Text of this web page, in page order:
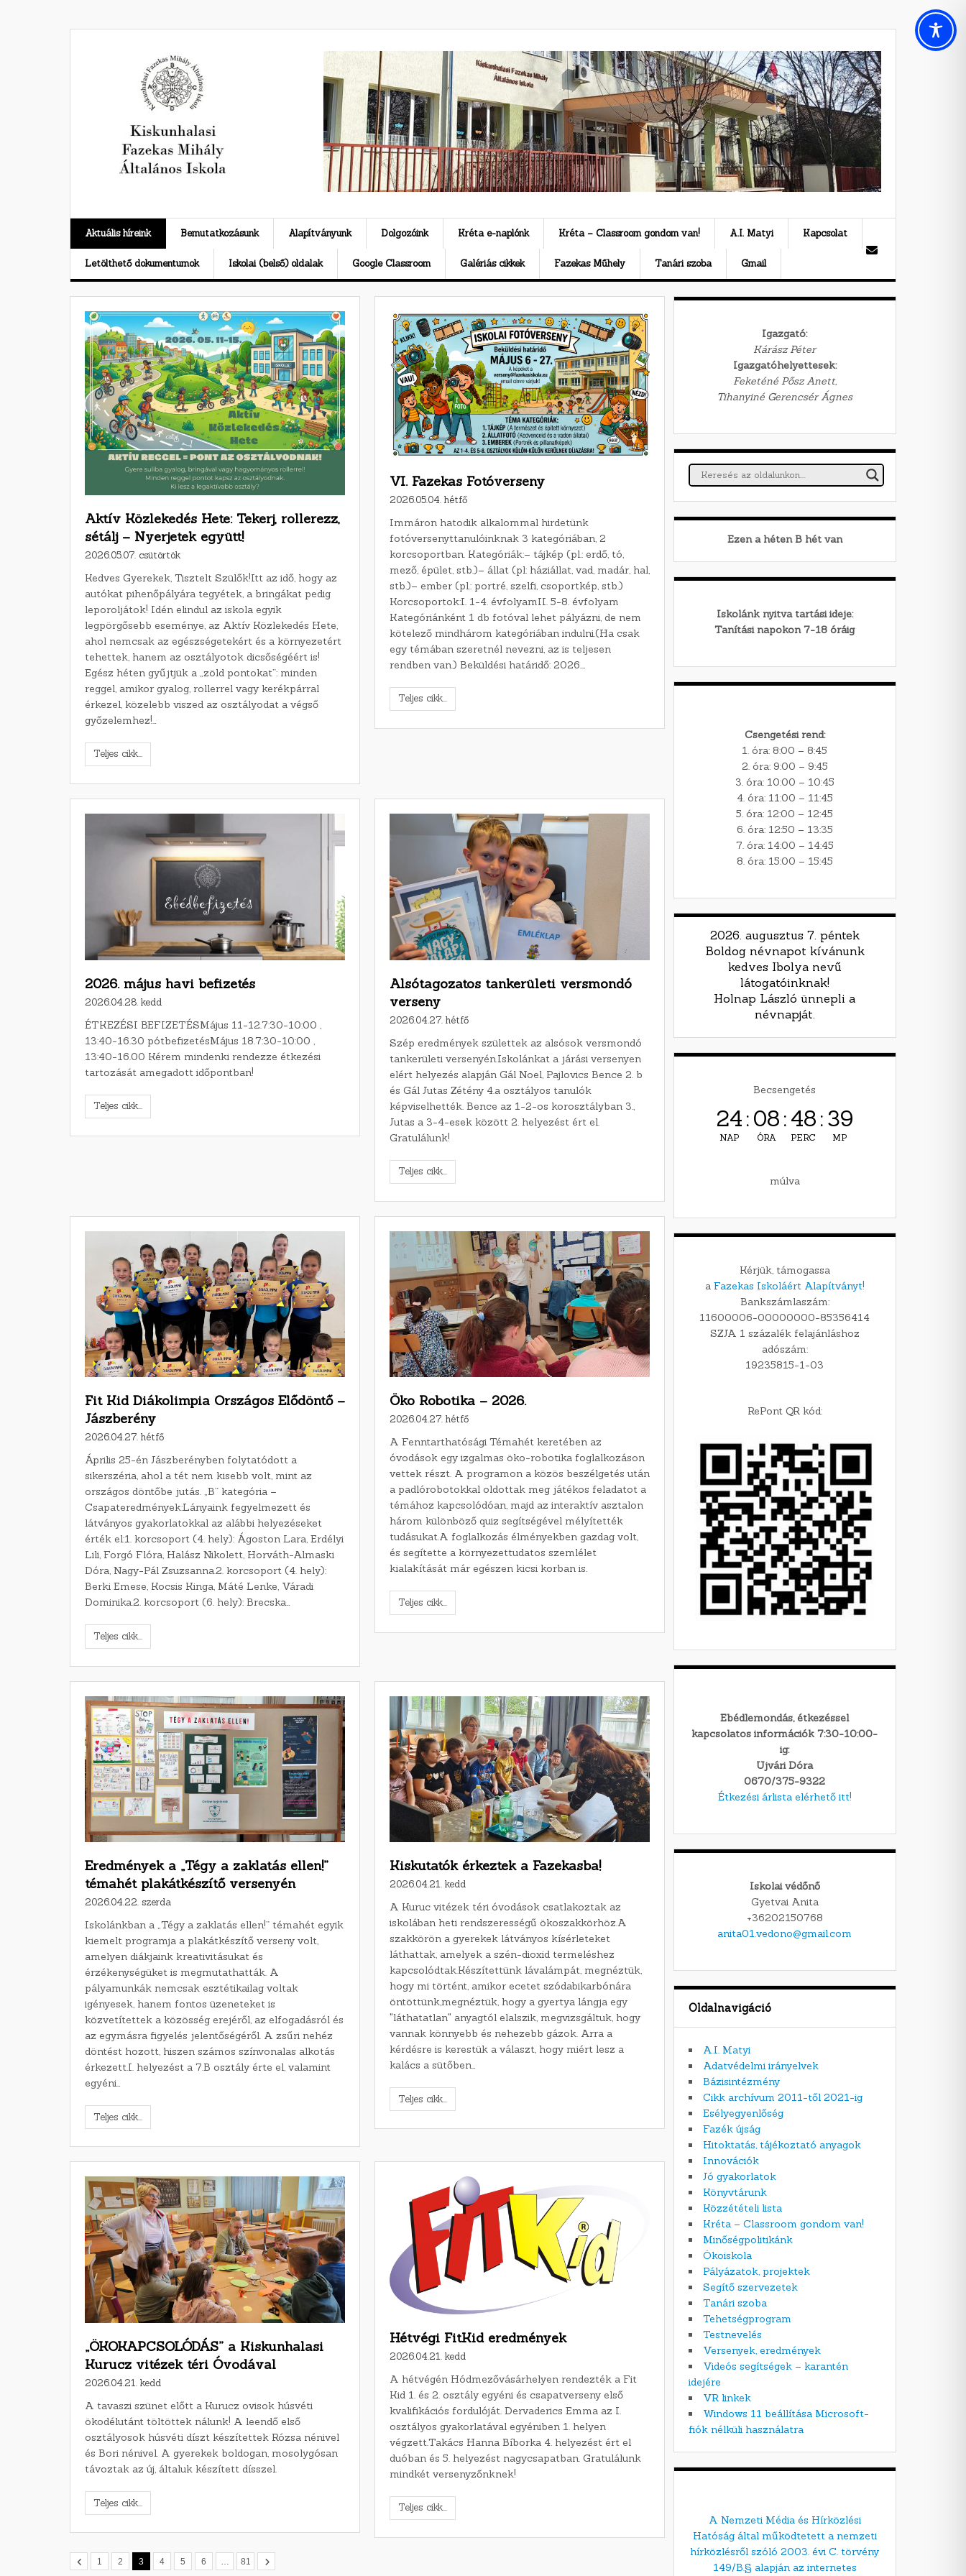
Aktuális híreink Bemutatkozásunk Alapítványunk Dolgozóink Kréta e-naplónk Kréta – Classroom gondom van! A.I. Matyi Kapcsolat
Letölthető dokumentumok Iskolai (belső) oldalak Google Classroom Galériás cikkek Fazekas Műhely Tanári szoba Gmail
Aktív Közlekedés Hete: Tekerj, rollerezz,
sétálj – Nyerjetek együtt!
2026.05.07. csütörtök
Kedves Gyerekek, Tisztelt Szülők!Itt az idő, hogy az
autókat pihenőpályára tegyétek, a bringákat pedig
leporoljátok! Idén elindul az iskola egyik
legpörgősebb eseménye, az Aktív Közlekedés Hete,
ahol nemcsak az egészségetekért és a környezetért
tehettek, hanem az osztályotok dicsőségéért is!
Egész héten gyűjtjük a „zöld pontokat”: minden
reggel, amikor gyalog, rollerrel vagy kerékpárral
érkezel, közelebb viszed az osztályodat a végső
győzelemhez!…
Teljes cikk...
VI. Fazekas Fotóverseny
2026.05.04. hétfő
Immáron hatodik alkalommal hirdetünk
fotóversenyttanulóinknak 3 kategóriában, 2
korcsoportban. Kategóriák:– tájkép (pl.: erdő, tó,
mező, épület, stb.)– állat (pl: háziállat, vad, madár, hal,
stb.)– ember (pl.: portré, szelfi, csoportkép, stb.)
Korcsoportok:I. 1-4. évfolyamII. 5-8. évfolyam
Kategóriánként 1 db fotóval lehet pályázni, de nem
kötelező mindhárom kategóriában indulni.(Ha csak
egy témában szeretnél nevezni, az is teljesen
rendben van.) Beküldési határidő: 2026.…
Teljes cikk...
2026. május havi befizetés
2026.04.28. kedd
ÉTKEZÉSI BEFIZETÉSMájus 11-12.7:30-10:00 ,
13:40-16.30 pótbefizetésMájus 18.7:30-10:00 ,
13:40-16.00 Kérem mindenki rendezze étkezési
tartozását amegadott időpontban!
Teljes cikk...
Alsótagozatos tankerületi versmondó
verseny
2026.04.27. hétfő
Szép eredmények születtek az alsósok versmondó
tankerületi versenyén.Iskolánkat a járási versenyen
elért helyezés alapján Gál Noel, Pajlovics Bence 2. b
és Gál Jutas Zétény 4.a osztályos tanulók
képviselhették. Bence az 1-2-os korosztályban 3.,
Jutas a 3-4-esek között 2. helyezést ért el.
Gratulálunk!
Teljes cikk...
Fit Kid Diákolimpia Országos Elődöntő –
Jászberény
2026.04.27. hétfő
Április 25-én Jászberényben folytatódott a
sikerszéria, ahol a tét nem kisebb volt, mint az
országos döntőbe jutás. „B” kategória –
Csapateredmények:Lányaink fegyelmezett és
látványos gyakorlatokkal az alábbi helyezéseket
érték el:1. korcsoport (4. hely): Ágoston Lara, Erdélyi
Lili, Forgó Flóra, Halász Nikolett, Horváth-Almaski
Dóra, Nagy-Pál Zsuzsanna.2. korcsoport (4. hely):
Berki Emese, Kocsis Kinga, Máté Lenke, Váradi
Dominika.2. korcsoport (6. hely): Brecska…
Teljes cikk...
Öko Robotika – 2026.
2026.04.27. hétfő
A Fenntarthatósági Témahét keretében az
óvodások egy izgalmas öko-robotika foglalkozáson
vettek részt. A programon a közös beszélgetés után
a padlórobotokkal oldottak meg játékos feladatot a
témához kapcsolódóan, majd az interaktív asztalon
három különböző quiz segítségével mélyítették
tudásukat.A foglalkozás élményekben gazdag volt,
és segítette a környezettudatos szemlélet
kialakítását már egészen kicsi korban is.
Teljes cikk...
Eredmények a „Tégy a zaklatás ellen!”
témahét plakátkészítő versenyén
2026.04.22. szerda
Iskolánkban a „Tégy a zaklatás ellen!” témahét egyik
kiemelt programja a plakátkészítő verseny volt,
amelyen diákjaink kreativitásukat és
érzékenységüket is megmutathatták. A
pályamunkák nemcsak esztétikailag voltak
igényesek, hanem fontos üzeneteket is
közvetítettek a közösség erejéről, az elfogadásról és
az egymásra figyelés jelentőségéről. A zsűri nehéz
döntést hozott, hiszen számos színvonalas alkotás
érkezett.I. helyezést a 7.B osztály érte el, valamint
egyéni…
Teljes cikk...
Kiskutatók érkeztek a Fazekasba!
2026.04.21. kedd
A Kuruc vitézek téri óvodások csatlakoztak az
iskolában heti rendszerességű ökoszakkörhöz.A
szakkörön a gyerekek látványos kísérleteket
láthattak, amelyek a szén-dioxid termeléshez
kapcsolódtak.Készítettünk lávalámpát, megnéztük,
hogy mi történt, amikor ecetet szódabikarbónára
öntöttünk,megnéztük, hogy a gyertya lángja egy
"láthatatlan" anyagtól elalszik, megvizsgáltuk, hogy
vannak könnyebb és nehezebb gázok. Arra a
kérdésre is kerestük a választ, hogy miért lesz a
kalács a sütőben…
Teljes cikk...
„ÖKOKAPCSOLÓDÁS” a Kiskunhalasi
Kurucz vitézek téri Óvodával
2026.04.21. kedd
A tavaszi szünet előtt a Kurucz ovisok húsvéti
ökodélutánt töltöttek nálunk! A leendő első
osztályosok húsvéti díszt készítettek Rózsa nénivel
és Bori nénivel. A gyerekek boldogan, mosolygósan
távoztak az új, általuk készített dísszel.
Teljes cikk...
Hétvégi FitKid eredmények
2026.04.21. kedd
A hétvégén Hódmezővásárhelyen rendezték a Fit
Kid 1. és 2. osztály egyéni és csapatverseny első
kvalifikációs fordulóját. Dervaderics Emma az I.
osztályos gyakorlatával egyéniben 1. helyen
végzett.Takács Hanna Bíborka 4. helyezést ért el
duóban és 5. helyezést nagycsapatban. Gratulálunk
mindkét versenyzőnknek!
Teljes cikk...
1 2 3 4 5 6 … 81
Igazgató:
Kárász Péter
Igazgatóhelyettesek:
Feketéné Pősz Anett,
Tihanyiné Gerencsér Ágnes
Ezen a héten Bhét van
Iskolánk nyitva tartási ideje:
Tanítási napokon 7-18 óráig
Csengetési rend:
1. óra: 8:00 – 8:45
2. óra: 9:00 – 9:45
3. óra: 10:00 – 10:45
4. óra: 11:00 – 11:45
5. óra: 12:00 – 12:45
6. óra: 12:50 – 13:35
7. óra: 14:00 – 14:45
8. óra: 15:00 – 15:45
2026. augusztus 7. péntek
Boldog névnapot kívánunk
kedves Ibolya nevű
látogatóinknak!
Holnap László ünnepli a
névnapját.
Becsengetés
24
NAP
:08
ÓRA
:48
PERC
:38
MP
múlva
Kérjük, támogassa
a Fazekas Iskoláért Alapítványt!
Bankszámlaszám:
11600006-00000000-85356414
SZJA 1 százalék felajánláshoz
adószám:
19235815-1-03
RePont QR kód:
Ebédlemondás, étkezéssel
kapcsolatos információk 7:30-10:00-
ig:
Ujvári Dóra
0670/375-9322
Étkezési árlista elérhető itt!
Iskolai védőnő
Gyetvai Anita
+36202150768
anita01.vedono@gmail.com
Oldalnavigáció
A.I. Matyi
Adatvédelmi irányelvek
Bázisintézmény
Cikk archívum 2011-től 2021-ig
Esélyegyenlőség
Fazék újság
Hitoktatás, tájékoztató anyagok
Innovációk
Jó gyakorlatok
Könyvtárunk
Közzétételi lista
Kréta – Classroom gondom van!
Minőségpolitikánk
Ökoiskola
Pályázatok, projektek
Segítő szervezetek
Tanári szoba
Tehetségprogram
Testnevelés
Versenyek, eredmények
Videós segítségek – karantén
idejére
VR linkek
Windows 11 beállítása Microsoft-
fiók nélküli használatra
A Nemzeti Média és Hírközlési
Hatóság által működtetett a nemzeti
hírközlésről szóló 2003. évi C. törvény
149/B.§ alapján az internetes